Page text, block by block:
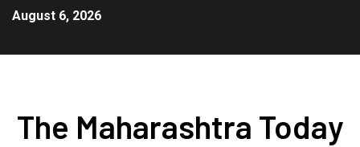
August 6, 2026
The Maharashtra Today